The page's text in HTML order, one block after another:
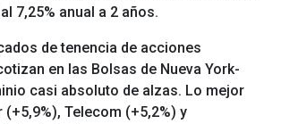
7,25% anual a 2 años.
de tenencia de acciones
en las Bolsas de Nueva York-
casi absoluto de alzas. Lo mejor
(+5,9%), Telecom (+5,2%) y